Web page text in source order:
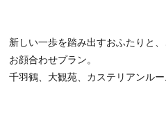
新しい一歩を踏み出すおふたりと
お顔合わせプラン。
千羽鶴、大観苑、カステリアンルー